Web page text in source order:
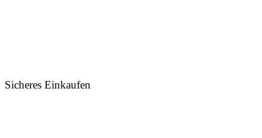
Sicheres Einkaufen